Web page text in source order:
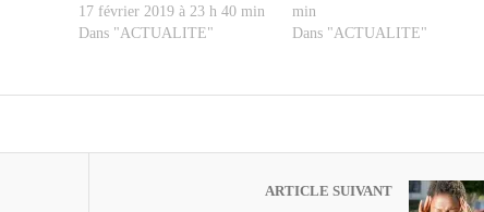
17 février 2019 à 23 h 40 min
Dans "ACTUALITE"
min
Dans "ACTUALITE"
ARTICLE SUIVANT